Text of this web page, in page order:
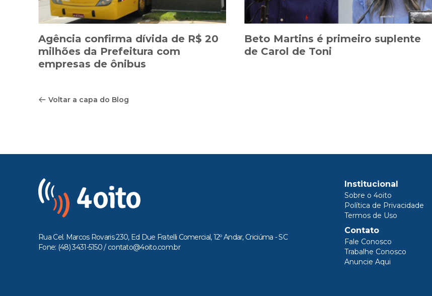
Agência confirma dívida de R$ 20
milhões da Prefeitura com
empresas de ônibus
Beto Martins é primeiro suplente
de Carol de Toni
Voltar a capa do Blog
Rua Cel. Marcos Rovaris 230, Ed Due Fratelli Comercial, 12º Andar, Criciúma - SC
Fone: (48) 3431-5150 / contato@4oito.com.br
Institucional
Sobre o 4oito
Política de Privacidade
Termos de Uso
Contato
Fale Conosco
Trabalhe Conosco
Anuncie Aqui